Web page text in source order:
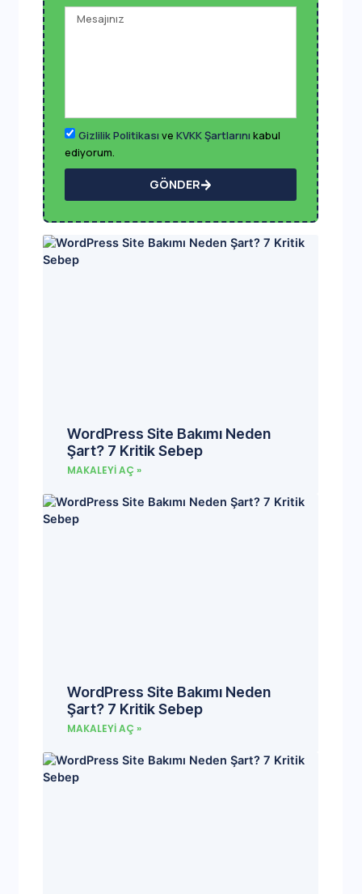
Gizlilik Politikası ve KVKK Şartlarını kabul
ediyorum.
GÖNDER
WordPress Site Bakımı Neden
Şart? 7 Kritik Sebep
MAKALEYI AÇ »
WordPress Site Bakımı Neden
Şart? 7 Kritik Sebep
MAKALEYI AÇ »